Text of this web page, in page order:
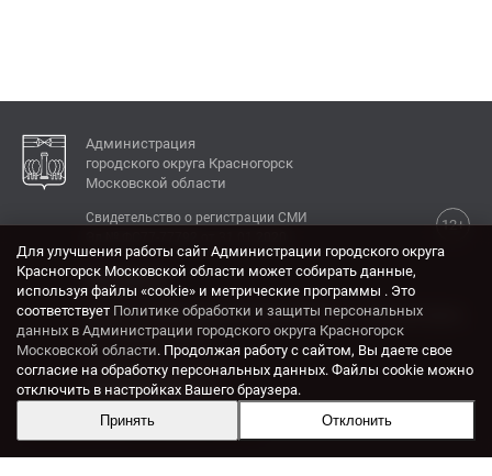
Администрация
городского округа Красногорск
Московской области
12+
Свидетельство о регистрации СМИ
КОНТАКТЫ
Адрес: 143404, Московская область, г. Красногорск,
ул. Ленина, дом 4.
Электронная почта:
krasrn@mosreg.ru
Разработка и поддержка сайта ADN
Для улучшения работы сайт Администрации городского округа
Красногорск Московской области может собирать данные,
используя файлы «cookie» и метрические программы . Это
соответствует Политике обработки и защиты персональных
данных в Администрации городского округа Красногорск
Московской области. Продолжая работу с сайтом, Вы даете свое
согласие на обработку персональных данных. Файлы cookie можно
отключить в настройках Вашего браузера.
Принять
Отклонить